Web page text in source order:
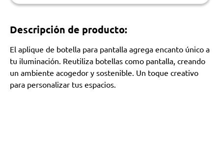
Descripción de producto:
El aplique de botella para pantalla agrega encanto único a
tu iluminación. Reutiliza botellas como pantalla, creando
un ambiente acogedor y sostenible. Un toque creativo
para personalizar tus espacios.